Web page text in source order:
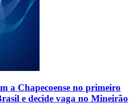
a Chapecoense no primeiro
e decide vaga no Mineirão